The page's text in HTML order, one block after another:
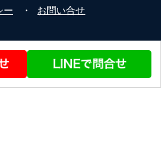
ー ・
お問い合せ
STEERLINK Co.,Ltd